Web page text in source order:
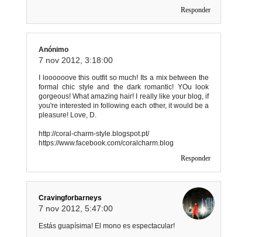
Responder
Anónimo
7 nov 2012, 3:18:00
I loooooove this outfit so much! Its a mix between the
formal chic style and the dark romantic! YOu look
gorgeous! What amazing hair! I really like your blog, if
you're interested in following each other, it would be a
pleasure! Love, D.
http://coral-charm-style.blogspot.pt/
https://www.facebook.com/coralcharm.blog
Responder
Cravingforbarneys
7 nov 2012, 5:47:00
Estás guapísima! El mono es espectacular!